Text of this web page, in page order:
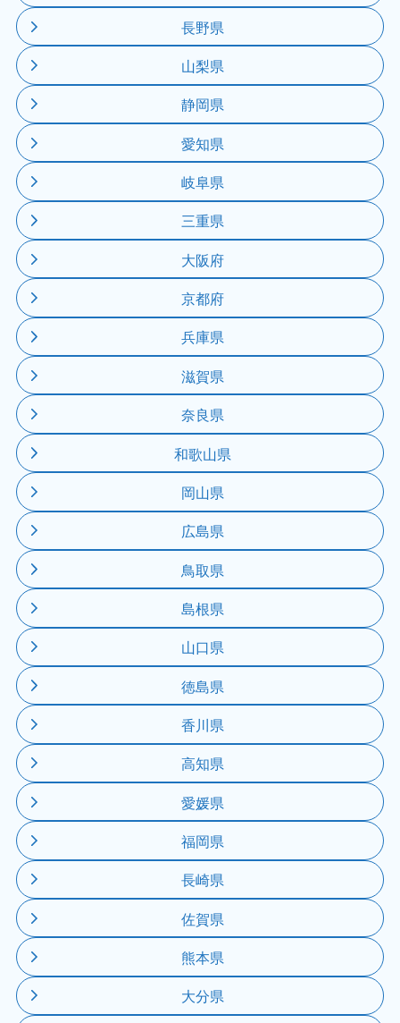
長野県
山梨県
静岡県
愛知県
岐阜県
三重県
大阪府
京都府
兵庫県
滋賀県
奈良県
和歌山県
岡山県
広島県
鳥取県
島根県
山口県
徳島県
香川県
高知県
愛媛県
福岡県
長崎県
佐賀県
熊本県
大分県